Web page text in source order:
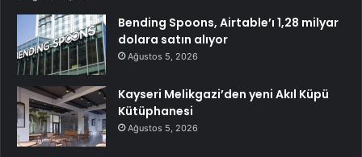
Bending Spoons, Airtable’ı 1,28 milyar
dolara satın alıyor
Ağustos 5, 2026
Kayseri Melikgazi’den yeni Akıl Küpü
Kütüphanesi
Ağustos 5, 2026